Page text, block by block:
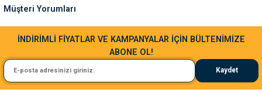
Müşteri Yorumları
Sa**** Ta******
Kedim taze mamaya bayıldı kargo fimrasın da bir sorun yaşadım ve arkadaşlar
El**** Ek******
İNDİRİMLİ FİYATLAR VE KAMPANYALAR İÇİN BÜLTENİMİZE
ABONE OL!
Kaydet